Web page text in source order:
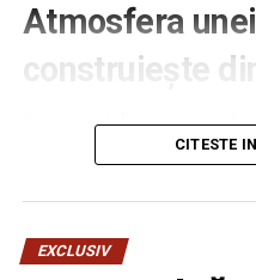
Atmosfera
construiește
Contactul direct cu
senzații fizice pe care le
pe drum, seara târziu.
oferite democheta hotel
care este percepută o
CITESTE
EXCLUSIV